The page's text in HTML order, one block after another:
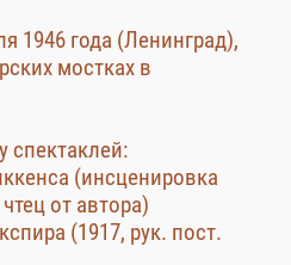
1946 года (Ленинград),
мостках в
спектаклей:
(инсценировка
от автора)
(1917, рук. пост.